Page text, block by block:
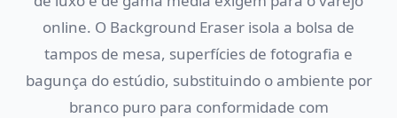
online. O Background Eraser isola a bolsa de
tampos de mesa, superfícies de fotografia e
bagunça do estúdio, substituindo o ambiente por
branco puro para conformidade com